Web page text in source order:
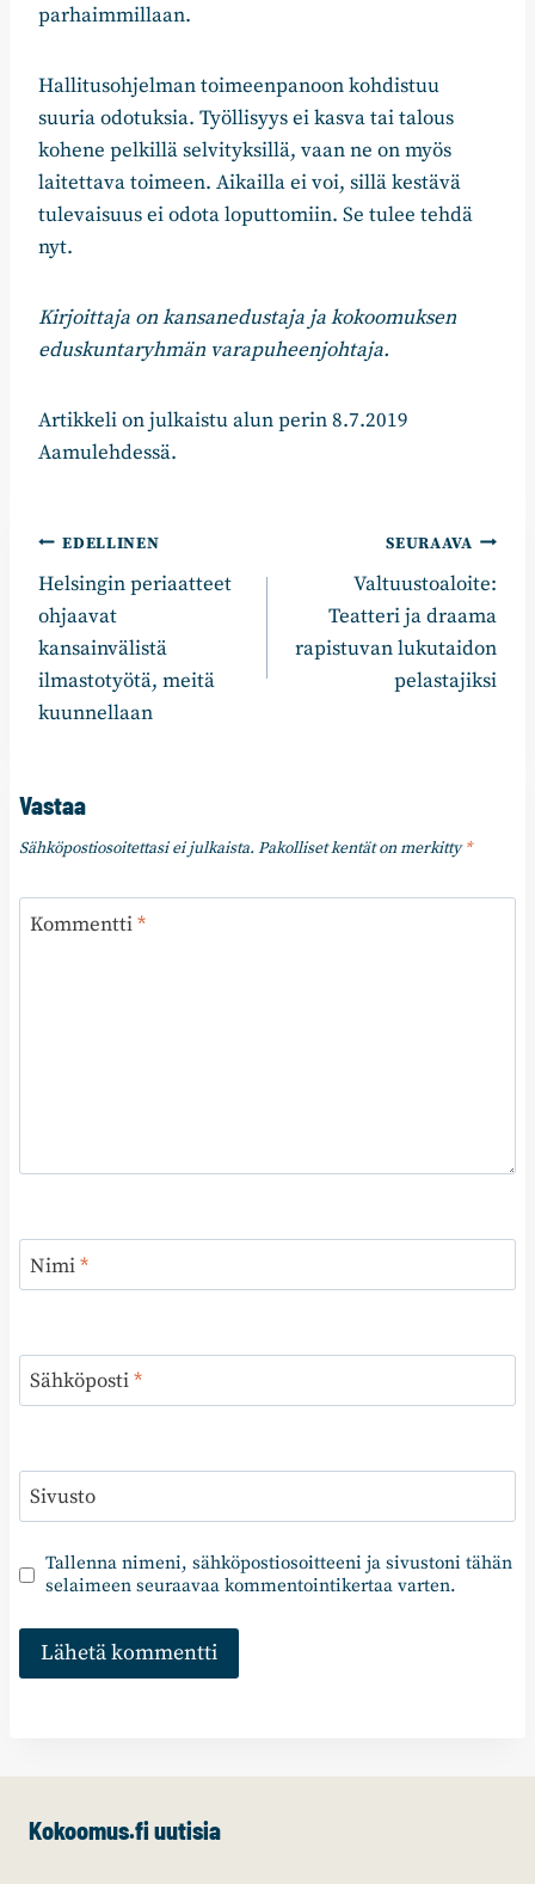
parhaimmillaan.
Hallitusohjelman toimeenpanoon kohdistuu
suuria odotuksia. Työllisyys ei kasva tai talous
kohene pelkillä selvityksillä, vaan ne on myös
laitettava toimeen. Aikailla ei voi, sillä kestävä
tulevaisuus ei odota loputtomiin. Se tulee tehdä
nyt.
Kirjoittaja on kansanedustaja ja kokoomuksen
eduskuntaryhmän varapuheenjohtaja.
Artikkeli on julkaistu alun perin 8.7.2019
Aamulehdessä.
Artikkelien
selaus
EDELLINEN
Helsingin periaatteet
ohjaavat
kansainvälistä
ilmastotyötä, meitä
kuunnellaan
SEURAAVA
Valtuustoaloite:
Teatteri ja draama
rapistuvan lukutaidon
pelastajiksi
Vastaa
Sähköpostiosoitettasi ei julkaista. Pakolliset kentät on merkitty*
Kommentti*
Nimi*
Sähköposti*
Sivusto
Tallenna nimeni, sähköpostiosoitteeni ja sivustoni tähän
selaimeen seuraavaa kommentointikertaa varten.
Kokoomus.fi uutisia